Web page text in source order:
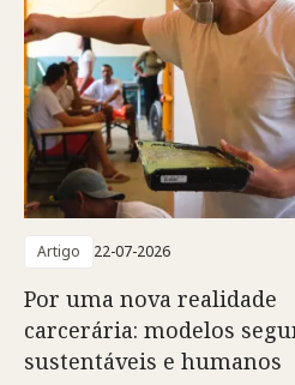
Artigo 22-07-2026
Por uma nova realidade
carcerária: modelos
sustentáveis e humanos